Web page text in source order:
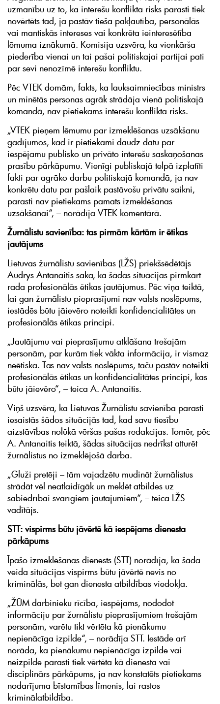
uzmanību uz to, ka interešu konflikta risks parasti tiek
novērtēts tad, ja pastāv tieša pakļautība, personālās
vai mantiskās intereses vai konkrēta ieinteresētība
lēmuma iznākumā. Komisija uzsvēra, ka vienkārša
piederība vienai un tai pašai politiskajai partijai pati
par sevi nenozīmē interešu konfliktu.
Pēc VTEK domām, fakts, ka lauksaimniecības ministrs
un minētās personas agrāk strādāja vienā politiskajā
komandā, nav pietiekams interešu konflikta risks.
„VTEK pieņem lēmumu par izmeklēšanas uzsākšanu
gadījumos, kad ir pietiekami daudz datu par
iespējamu publisko un privāto interešu saskaņošanas
prasību pārkāpumu. Vienīgi publiskajā telpā izplatīti
fakti par agrāko darbu politiskajā komandā, ja nav
konkrētu datu par pašlaik pastāvošu privātu saikni,
parasti nav pietiekams pamats izmeklēšanas
uzsākšanai“, – norādīja VTEK komentārā.
Žurnālistu savienība: tas pirmām kārtām ir ētikas
jautājums
Lietuvas žurnālistu savienības (LŽS) priekšsēdētājs
Audrys Antanaitis saka, ka šādas situācijas pirmkārt
rada profesionālās ētikas jautājumus. Pēc viņa teiktā,
lai gan žurnālistu pieprasījumi nav valsts noslēpums,
iestādēs būtu jāievēro noteikti konfidencialitātes un
profesionālās ētikas principi.
„Jautājumu vai pieprasījumu atklāšana trešajām
personām, par kurām tiek vākta informācija, ir vismaz
neētiska. Tas nav valsts noslēpums, taču pastāv noteikti
profesionālās ētikas un konfidencialitātes principi, kas
būtu jāievēro“, – teica A. Antanaitis.
Viņš uzsvēra, ka Lietuvas Žurnālistu savienība parasti
iesaistās šādos situācijās tad, kad savu tiesību
aizstāvības nolūkā vēršas pašas redakcijas. Tomēr, pēc
A. Antanaitis teiktā, šādas situācijas nedrīkst atturēt
žurnālistus no izmeklējošā darba.
„Gluži pretēji – tām vajadzētu mudināt žurnālistus
strādāt vēl neatlaidīgāk un meklēt atbildes uz
sabiedrībai svarīgiem jautājumiem“, – teica LŽS
vadītājs.
STT: vispirms būtu jāvērtē kā iespējams dienesta
pārkāpums
Īpašo izmeklēšanas dienests (STT) norādīja, ka šāda
veida situācijas vispirms būtu jāvērtē nevis no
kriminālās, bet gan dienesta atbildības viedokļa.
„ŽŪM darbinieku rīcība, iespējams, nododot
informāciju par žurnālistu pieprasījumiem trešajām
personām, varētu tikt vērtēta kā pienākumu
nepienācīga izpilde“, – norādīja STT. Iestāde arī
norāda, ka pienākumu nepienācīga izpilde vai
neizpilde parasti tiek vērtēta kā dienesta vai
disciplinārs pārkāpums, ja nav konstatēts pietiekams
nodarījuma bīstamības līmenis, lai rastos
kriminālatbildība.